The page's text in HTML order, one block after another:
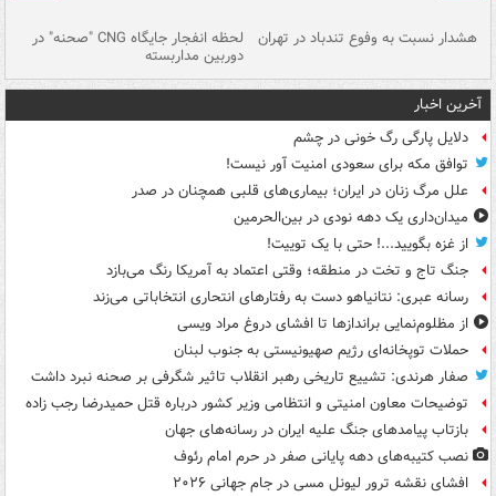
هشدار نسبت به وفوع تندباد در تهران لحظه انفجار جایگاه CNG "صحنه" در
دوربین مداربسته
آخرین اخبار
دلایل پارگی رگ خونی در چشم
توافق مکه برای سعودی امنیت آور نیست!
علل مرگ زنان در ایران؛ بیماری‌های قلبی همچنان در صدر
میدان‌داری یک دهه نودی در بین‌الحرمین
از غزه بگویید...! حتی با یک توییت!
جنگ تاج و تخت در منطقه؛ وقتی اعتماد به آمریکا رنگ می‌بازد
رسانه عبری: نتانیاهو دست به رفتارهای انتحاری انتخاباتی می‌زند
از مظلوم‌نمایی براندازها تا افشای دروغ مراد ویسی
حملات توپخانه‌ای رژیم صهیونیستی به جنوب لبنان
صفار هرندی: تشییع تاریخی رهبر انقلاب تاثیر شگرفی بر صحنه نبرد داشت
توضیحات معاون امنیتی و انتظامی وزیر کشور درباره قتل حمیدرضا رجب زاده
بازتاب پیامدهای جنگ علیه ایران در رسانه‌های جهان
نصب کتیبه‌های دهه پایانی صفر در حرم امام رئوف
افشای نقشه ترور لیونل مسی در جام جهانی ۲۰۲۶